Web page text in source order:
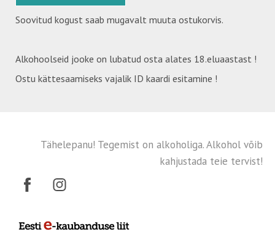
Soovitud kogust saab mugavalt muuta ostukorvis.
Alkohoolseid jooke on lubatud osta alates 18.eluaastast !
Ostu kättesaamiseks vajalik ID kaardi esitamine !
Tähelepanu! Tegemist on alkoholiga. Alkohol võib
kahjustada teie tervist!